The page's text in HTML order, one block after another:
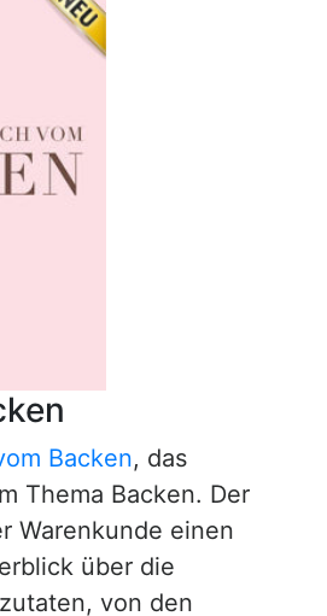
Backen, das
Thema Backen. Der
Warenkunde einen
über die
von den